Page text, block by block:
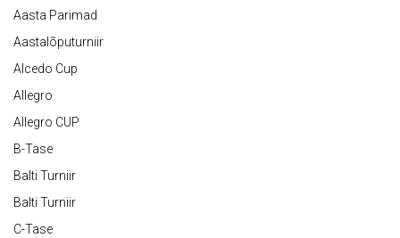
Aasta Parimad
Aastalõputurniir
Alcedo Cup
Allegro
Allegro CUP
B-Tase
Balti Turniir
Balti Turniir
C-Tase